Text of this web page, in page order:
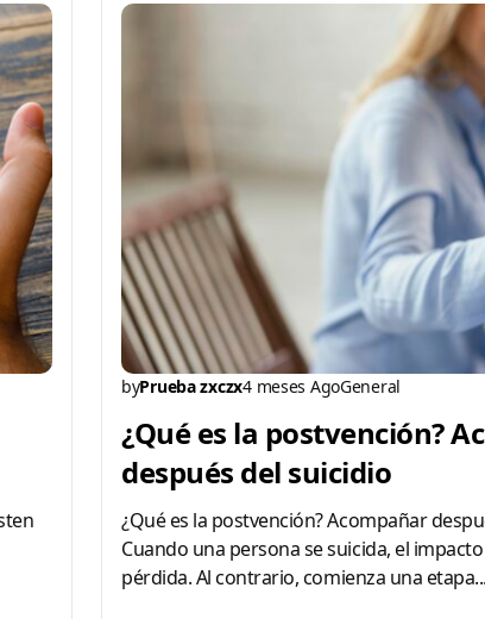
byPrueba zxczx4 meses AgoGeneral
¿Qué es la postvención?
después del suicidio
¿Qué es la postvención? Acompañar
Cuando una persona se suicida, el
pérdida. Al contrario, comienza una etapa...